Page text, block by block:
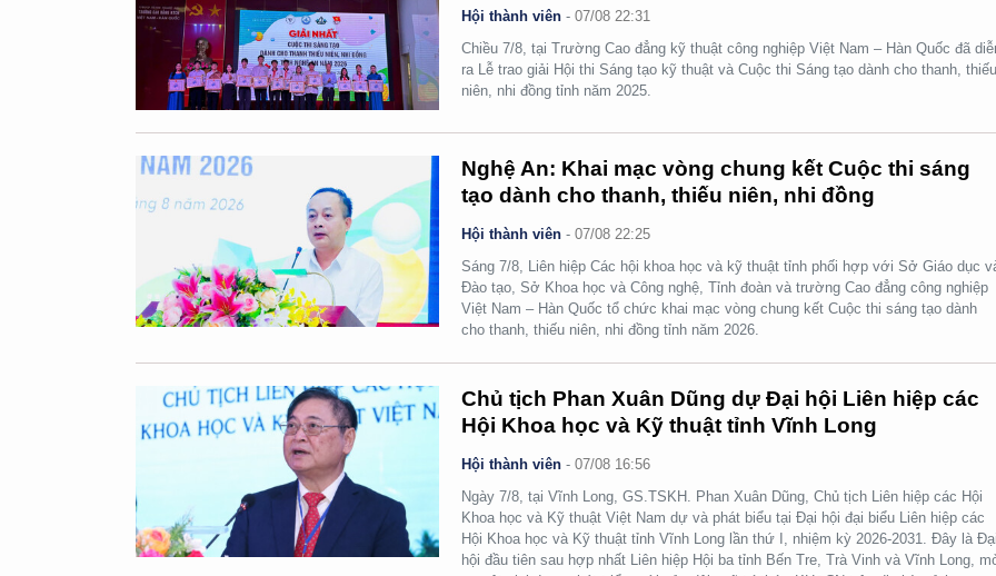
Hội thành viên -07/08 22:31
Chiều 7/8, tại Trường Cao đẳng kỹ thuật công nghiệp Việt Nam – Hàn Quốc đã
ra Lễ trao giải Hội thi Sáng tạo kỹ thuật và Cuộc thi Sáng tạo dành cho thanh,
niên, nhi đồng tỉnh năm 2025.
Nghệ An: Khai mạc vòng chung kết Cuộc thi sáng
tạo dành cho thanh, thiếu niên, nhi đồng
Hội thành viên -07/08 22:25
Sáng 7/8, Liên hiệp Các hội khoa học và kỹ thuật tỉnh phối hợp với Sở Giáo dục
Đào tạo, Sở Khoa học và Công nghệ, Tỉnh đoàn và trường Cao đẳng công nghiệp
Việt Nam – Hàn Quốc tổ chức khai mạc vòng chung kết Cuộc thi sáng tạo dành
cho thanh, thiếu niên, nhi đồng tỉnh năm 2026.
Chủ tịch Phan Xuân Dũng dự Đại hội Liên hiệp các
Hội Khoa học và Kỹ thuật tỉnh Vĩnh Long
Hội thành viên -07/08 16:56
Ngày 7/8, tại Vĩnh Long, GS.TSKH. Phan Xuân Dũng, Chủ tịch Liên hiệp các Hội
Khoa học và Kỹ thuật Việt Nam dự và phát biểu tại Đại hội đại biểu Liên hiệp các
Hội Khoa học và Kỹ thuật tỉnh Vĩnh Long lần thứ I, nhiệm kỳ 2026-2031. Đây là
hội đầu tiên sau hợp nhất Liên hiệp Hội ba tỉnh Bến Tre, Trà Vinh và Vĩnh Long,